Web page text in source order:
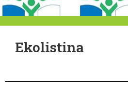
Ekolistina